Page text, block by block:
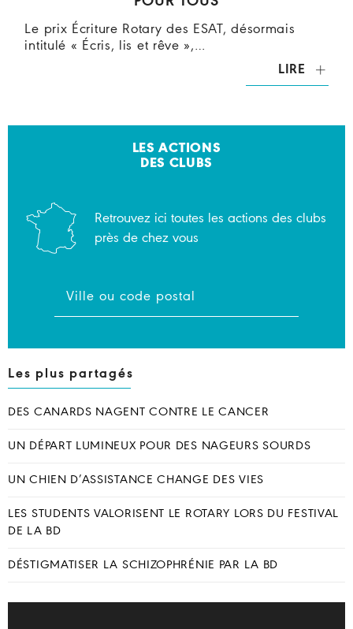
Le prix Écriture Rotary des ESAT, désormais
intitulé « Écris, lis et rêve »,…
LIRE
LES ACTIONS
DES CLUBS
Retrouvez ici toutes les actions des clubs
près de chez vous
Les plus partagés
DES CANARDS NAGENT CONTRE LE CANCER
UN DÉPART LUMINEUX POUR DES NAGEURS SOURDS
UN CHIEN D’ASSISTANCE CHANGE DES VIES
LES STUDENTS VALORISENT LE ROTARY LORS DU FESTIVAL
DE LA BD
DÉSTIGMATISER LA SCHIZOPHRÉNIE PAR LA BD